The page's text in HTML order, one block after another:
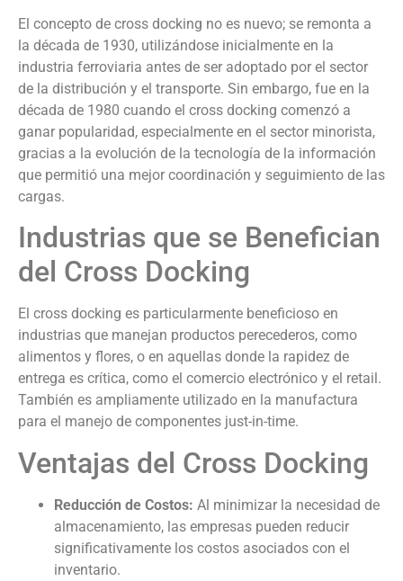
El concepto de cross docking no es nuevo; se remonta a
la década de 1930, utilizándose inicialmente en la
industria ferroviaria antes de ser adoptado por el sector
de la distribución y el transporte. Sin embargo, fue en la
década de 1980 cuando el cross docking comenzó a
ganar popularidad, especialmente en el sector minorista,
gracias a la evolución de la tecnología de la información
que permitió una mejor coordinación y seguimiento de las
cargas.
Industrias que se Benefician
del Cross Docking
El cross docking es particularmente beneficioso en
industrias que manejan productos perecederos, como
alimentos y flores, o en aquellas donde la rapidez de
entrega es crítica, como el comercio electrónico y el retail.
También es ampliamente utilizado en la manufactura
para el manejo de componentes just-in-time.
Ventajas del Cross Docking
Reducción de Costos: Al minimizar la necesidad de
almacenamiento, las empresas pueden reducir
significativamente los costos asociados con el
inventario.